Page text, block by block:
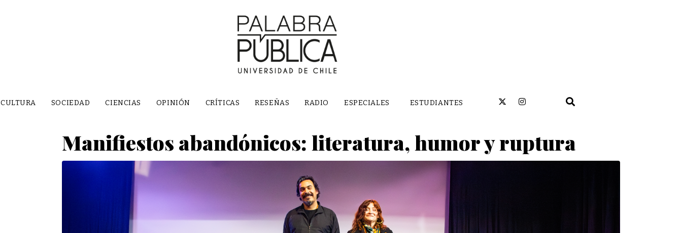
CULTURA SOCIEDAD CIENCIAS OPINIÓN CRÍTICAS RESEÑAS RADIO ESPECIALES ESTUDIANTES
Manifiestos abandónicos: literatura, humor y ruptura